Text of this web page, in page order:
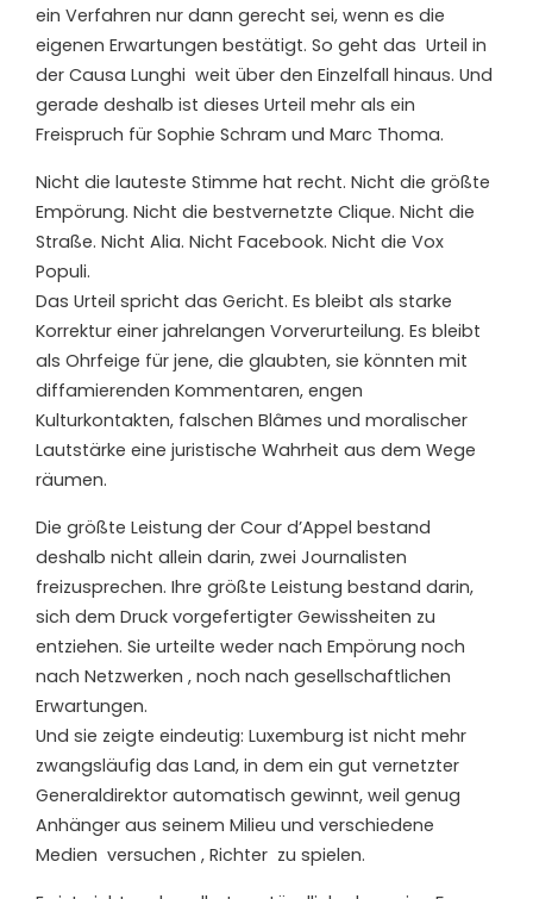
ein Verfahren nur dann gerecht sei, wenn es die
eigenen Erwartungen bestätigt. So geht das Urteil in
der Causa Lunghi weit über den Einzelfall hinaus. Und
gerade deshalb ist dieses Urteil mehr als ein
Freispruch für Sophie Schram und Marc Thoma.
Nicht die lauteste Stimme hat recht. Nicht die größte
Empörung. Nicht die bestvernetzte Clique. Nicht die
Straße. Nicht Alia. Nicht Facebook. Nicht die Vox
Populi.
Das Urteil spricht das Gericht. Es bleibt als starke
Korrektur einer jahrelangen Vorverurteilung. Es bleibt
als Ohrfeige für jene, die glaubten, sie könnten mit
diffamierenden Kommentaren, engen
Kulturkontakten, falschen Blâmes und moralischer
Lautstärke eine juristische Wahrheit aus dem Wege
räumen.
Die größte Leistung der Cour d’Appel bestand
deshalb nicht allein darin, zwei Journalisten
freizusprechen. Ihre größte Leistung bestand darin,
sich dem Druck vorgefertigter Gewissheiten zu
entziehen. Sie urteilte weder nach Empörung noch
nach Netzwerken , noch nach gesellschaftlichen
Erwartungen.
Und sie zeigte eindeutig: Luxemburg ist nicht mehr
zwangsläufig das Land, in dem ein gut vernetzter
Generaldirektor automatisch gewinnt, weil genug
Anhänger aus seinem Milieu und verschiedene
Medien versuchen , Richter zu spielen.